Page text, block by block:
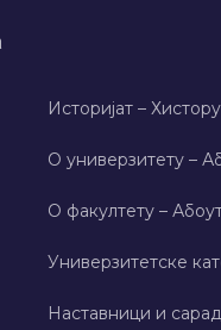
Историјат – Хисторy
О универзитету –
О факултету –
Универзитетске
Наставници и